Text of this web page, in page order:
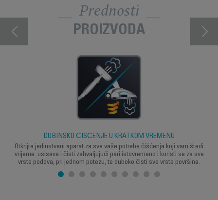
Prednosti
PROIZVODA
DUBINSKO ČIŠĆENJE U KRATKOM VREMENU
Otkrijte jedinstveni aparat za sve vaše potrebe čišćenja koji vam štedi
vrijeme: usisava i čisti zahvaljujući pari istovremeno i koristi se za sve
vrste podova, pri jednom potezu, te duboko čisti sve vrste površina.